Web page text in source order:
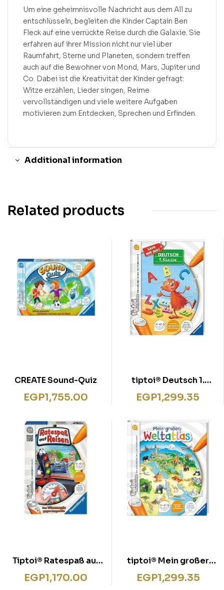
Um eine geheimnisvolle Nachricht aus dem All zu
entschlüsseln, begleiten die Kinder Captain Ben
Fleck auf eine verrückte Reise durch die Galaxie. Sie
erfahren auf ihrer Mission nicht nur viel über
Raumfahrt, Sterne und Planeten, sondern treffen
auch auf die Bewohner von Mond, Mars, Jupiter und
Co. Dabei ist die Kreativität der Kinder gefragt:
Witze erzählen, Lieder singen, Reime
vervollständigen und viele weitere Aufgaben
motivieren zum Entdecken, Sprechen und Erfinden.
Additional information
Related products
CREATE Sound-Quiz
EGP1,755.00
tiptoi® Deutsch 1.
Klasse
EGP1,299.35
Tiptoi® Ratespaß auf
Reisen
EGP1,170.00
tiptoi® Mein großer
Weltatlas
EGP1,299.35